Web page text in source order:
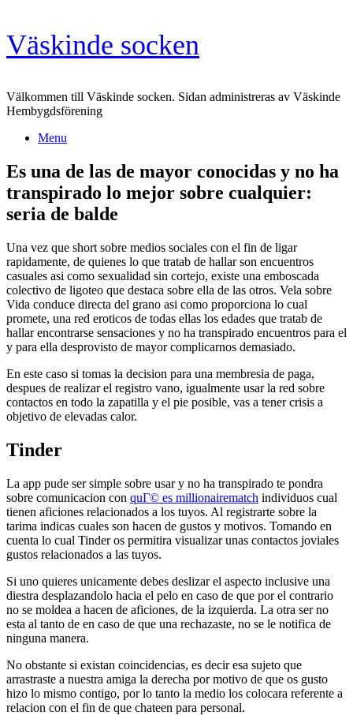
Skip
to
content
Väskinde socken
Välkommen till Väskinde socken. Sidan administreras av Väskinde
Hembygdsförening
Menu
Es una de las de mayor conocidas y no ha
transpirado lo mejor sobre cualquier:
seri­a de balde
Una vez que short sobre medios sociales con el fin de ligar
rapidamente, de quienes lo que tratab de hallar son encuentros
casuales asi­ como sexualidad sin cortejo, existe una emboscada
colectivo de ligoteo que destaca sobre ella de las otros. Vela sobre
Vida conduce directa del grano asi­ como proporciona lo cual
promete, una red eroticos de todas ellas los edades que tratab de
hallar encontrarse sensaciones y no ha transpirado encuentros para el
y para ella desprovisto de mayor complicarnos demasiado.
En este caso si tomas la decision para una membresia de paga,
despues de realizar el registro vano, igualmente usar la red sobre
contactos en todo la zapatilla y el pie posible, vas a tener crisis a
objetivo de elevadas calor.
Tinder
La app pude ser simple sobre usar y no ha transpirado te pondra
sobre comunicacion con quГ© es millionairematch individuos cual
tienen aficiones relacionados a los tuyos. Al registrarte sobre la
tarima indicas cuales son hacen de gustos y motivos. Tomando en
cuenta lo cual Tinder os permitira visualizar unas contactos joviales
gustos relacionados a las tuyos.
Si uno quieres unicamente debes deslizar el aspecto inclusive una
diestra desplazandolo hacia el pelo en caso de que por el contrario
no se moldea a hacen de aficiones, de la izquierda. La otra ser no
esta al tanto de en caso de que una rechazaste, no se le notifica de
ninguna manera.
No obstante si existan coincidencias, es decir esa sujeto que
arrastraste a nuestra amiga la derecha por motivo de que os gusto
hizo lo mismo contigo, por lo tanto la medio los colocara referente a
relacion con el fin de que chateen para personal.